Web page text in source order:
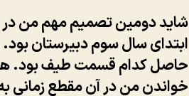
شاید دومین تصمیم مهم من در
ابتدای سال سوم دبیرستان بود.
حاصل کدام قسمت طیف بود.
خواندن من در آن مقطع زمانی